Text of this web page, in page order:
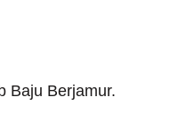
Baju Berjamur.